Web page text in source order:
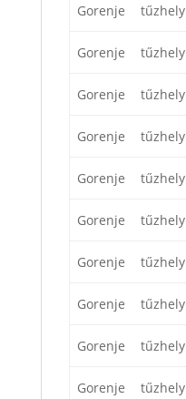
Gorenje tűzhely
Gorenje tűzhely
Gorenje tűzhely
Gorenje tűzhely
Gorenje tűzhely
Gorenje tűzhely
Gorenje tűzhely
Gorenje tűzhely
Gorenje tűzhely
Gorenje tűzhely